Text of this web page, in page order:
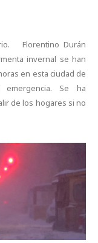
Florentino Durán
invernal se han
en esta ciudad de
Se ha
de los hogares si no